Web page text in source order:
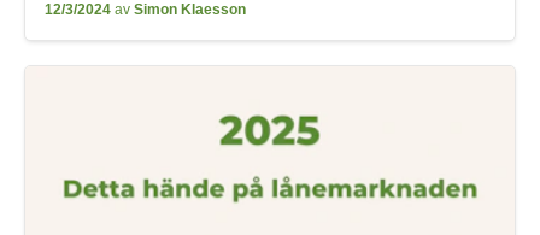
12/3/2024 av Simon Klaesson